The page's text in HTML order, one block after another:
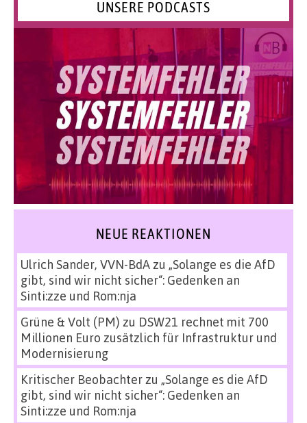
UNSERE PODCASTS
NEUE REAKTIONEN
Ulrich Sander, VVN-BdAzu „Solange es die AfD
gibt, sind wir nicht sicher“: Gedenken an
Sinti:zze und Rom:nja
Grüne & Volt (PM) zu DSW21 rechnet mit 700
Millionen Euro zusätzlich für Infrastruktur und
Modernisierung
Kritischer Beobachterzu „Solange es die AfD
gibt, sind wir nicht sicher“: Gedenken an
Sinti:zze und Rom:nja